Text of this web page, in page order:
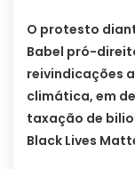
O protesto
Babel pró-
reivindicações
climática, em
taxação de
Black Lives